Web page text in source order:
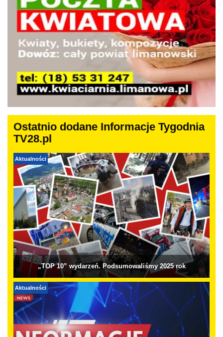
Ostatnio dodane Informacje Tygodnia
TV28.pl
Aktualności
„TOP 10” wydarzeń. Podsumowaliśmy 2025 rok
Aktualności